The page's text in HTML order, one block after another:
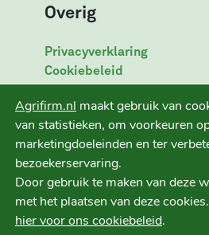
Overig
Privacyverklaring
Cookiebeleid
Disclaimer
Ruwvoer+ is een
Agrifirm.nl maakt gebruik van
van statistieken, om voorkeuren
marketingdoeleinden en ter
bezoekerservaring.
Door gebruik te maken van deze
met het plaatsen van deze
hier voor ons cookiebeleid.